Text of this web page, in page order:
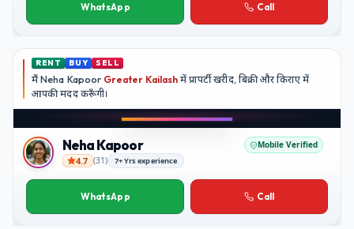
WhatsApp Call
RENT BUY SELL
मैंNeha Kapoor Greater Kailash में प्रापर्टी खरीद, बिक्री और किराए में
आपकी मदद करूँगी।
Neha Kapoor
Neha Kapoor Mobile Verified
4.7 (31) 7+ Yrs experience
WhatsApp Call